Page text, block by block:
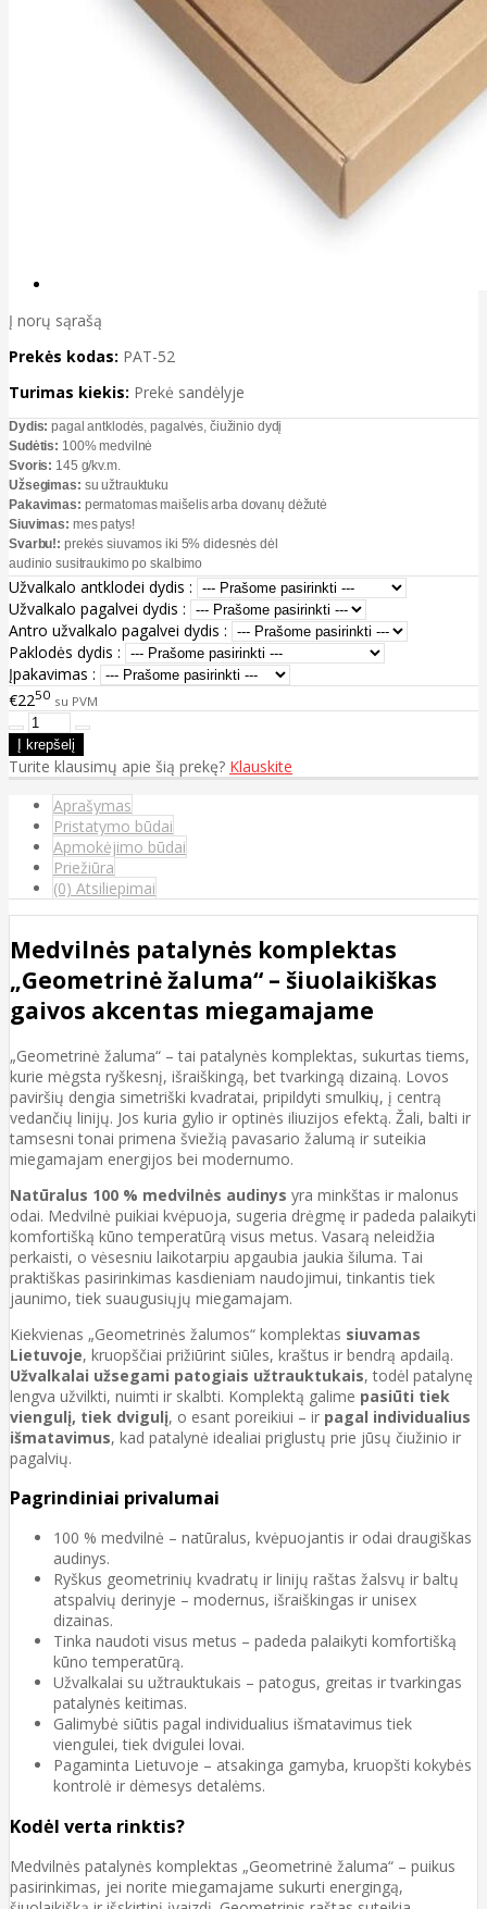
Į norų sąrašą
Prekės kodas: PAT-52
Turimas kiekis: Prekė sandėlyje
Dydis:pagal antklodės, pagalvės, čiužinio dydį
Sudėtis: 100% medvilnė
Svoris: 145 g/kv.m.
Užsegimas: su užtrauktuku
Pakavimas: permatomas maišelis arba dovanų dėžutė
Siuvimas: mes patys!
Svarbu!: prekės siuvamos iki 5% didesnės dėl
audinio susitraukimo po skalbimo
Užvalkalo antklodei dydis :
Užvalkalo pagalvei dydis :
Antro užvalkalo pagalvei dydis :
Paklodės dydis :
Įpakavimas :
€2250 su PVM
Turite klausimų apie šią prekę? Klauskite
Aprašymas
Pristatymo būdai
Apmokėjimo būdai
Priežiūra
(0) Atsiliepimai
Medvilnės patalynės komplektas
„Geometrinė žaluma“ – šiuolaikiškas
gaivos akcentas miegamajame
„Geometrinė žaluma“ – tai patalynės komplektas, sukurtas tiems,
kurie mėgsta ryškesnį, išraiškingą, bet tvarkingą dizainą. Lovos
paviršių dengia simetriški kvadratai, pripildyti smulkių, į centrą
vedančių linijų. Jos kuria gylio ir optinės iliuzijos efektą. Žali, balti ir
tamsesni tonai primena šviežią pavasario žalumą ir suteikia
miegamajam energijos bei modernumo.
Natūralus 100 % medvilnės audinys yra minkštas ir malonus
odai. Medvilnė puikiai kvėpuoja, sugeria drėgmę ir padeda palaikyti
komfortišką kūno temperatūrą visus metus. Vasarą neleidžia
perkaisti, o vėsesniu laikotarpiu apgaubia jaukia šiluma. Tai
praktiškas pasirinkimas kasdieniam naudojimui, tinkantis tiek
jaunimo, tiek suaugusiųjų miegamajam.
Kiekvienas „Geometrinės žalumos“ komplektas siuvamas
Lietuvoje, kruopščiai prižiūrint siūles, kraštus ir bendrą apdailą.
Užvalkalai užsegami patogiais užtrauktukais, todėl patalynę
lengva užvilkti, nuimti ir skalbti. Komplektą galime pasiūti tiek
viengulį, tiek dvigulį, o esant poreikiui – ir pagal individualius
išmatavimus, kad patalynė idealiai priglustų prie jūsų čiužinio ir
pagalvių.
Pagrindiniai privalumai
100 % medvilnė – natūralus, kvėpuojantis ir odai draugiškas
audinys.
Ryškus geometrinių kvadratų ir linijų raštas žalsvų ir baltų
atspalvių derinyje – modernus, išraiškingas ir unisex
dizainas.
Tinka naudoti visus metus – padeda palaikyti komfortišką
kūno temperatūrą.
Užvalkalai su užtrauktukais – patogus, greitas ir tvarkingas
patalynės keitimas.
Galimybė siūtis pagal individualius išmatavimus tiek
viengulei, tiek dvigulei lovai.
Pagaminta Lietuvoje – atsakinga gamyba, kruopšti kokybės
kontrolė ir dėmesys detalėms.
Kodėl verta rinktis?
Medvilnės patalynės komplektas „Geometrinė žaluma“ – puikus
pasirinkimas, jei norite miegamajame sukurti energingą,